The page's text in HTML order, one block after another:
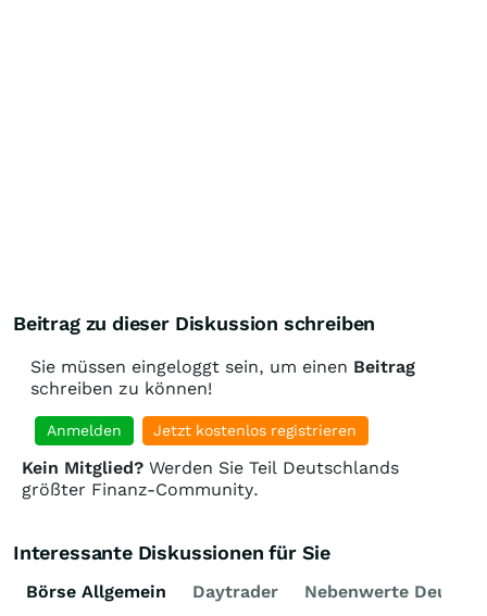
Beitrag zu dieser Diskussion schreiben
Sie müssen eingeloggt sein, um einen Beitrag
schreiben zu können!
Anmelden Jetzt kostenlos registrieren
Kein Mitglied? Werden Sie Teil Deutschlands
größter Finanz-Community.
Interessante Diskussionen für Sie
Börse Allgemein Daytrader Nebenwerte